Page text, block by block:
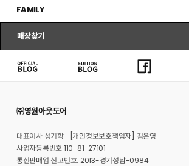
FAMILY
매장찾기
㈜영원아웃도어
대표이사 성기학
[개인정보보호책임자] 김은영
사업자등록번호 110-81-27101
통신판매업 신고번호: 2013-경기성남-0984